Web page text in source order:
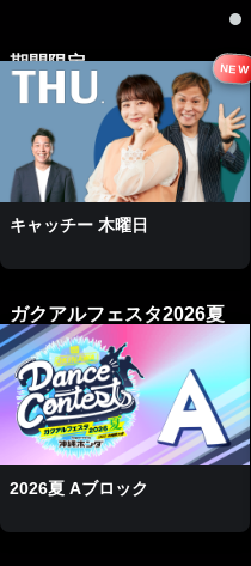
期間限定 NEW
キャッチー 木曜日
ガクアルフェスタ2026夏
2026夏 Aブロック